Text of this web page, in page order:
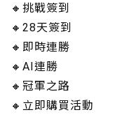
🔸挑戰簽到
🔸28天簽到
🔸即時連勝
🔸AI連勝
🔸冠軍之路
🔸立即購買活動